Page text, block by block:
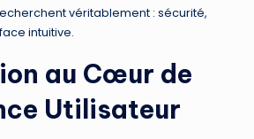
véritablement : sécurité,
intuitive.
au Cœur de
Utilisateur